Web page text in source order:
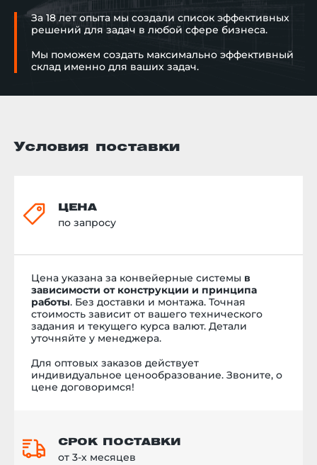
За 18 лет опыта мы создали список эффективных
решений для задач в любой сфере бизнеса.
Мы поможем создать максимально эффективный
склад именно для ваших задач.
Условия поставки
ЦЕНА
по запросу
Цена указана за конвейерные системы в
зависимости от конструкции и принципа
работы. Без доставки и монтажа. Точная
стоимость зависит от вашего технического
задания и текущего курса валют. Детали
уточняйте у менеджера.
Для оптовых заказов действует
индивидуальное ценообразование. Звоните, о
цене договоримся!
СРОК ПОСТАВКИ
от 3-х месяцев